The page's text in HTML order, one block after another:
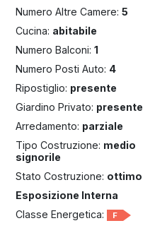
Numero Altre Camere: 5
Cucina: abitabile
Numero Balconi: 1
Numero Posti Auto: 4
Ripostiglio: presente
Giardino Privato: presente
Arredamento: parziale
Tipo Costruzione: medio
signorile
Stato Costruzione: ottimo
Esposizione Interna
Classe Energetica: F